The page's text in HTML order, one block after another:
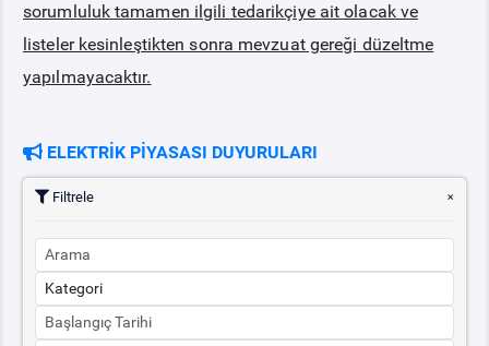
sorumluluk tamamen ilgili tedarikçiye ait olacak ve
listeler kesinleştikten sonra mevzuat gereği düzeltme
yapılmayacaktır.
ELEKTRİK PİYASASI DUYURULARI
Filtrele